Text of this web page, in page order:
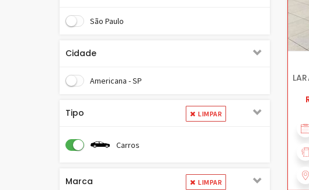
São Paulo
Cidade
Americana - SP
Tipo LIMPAR
Carros
Marca LIMPAR